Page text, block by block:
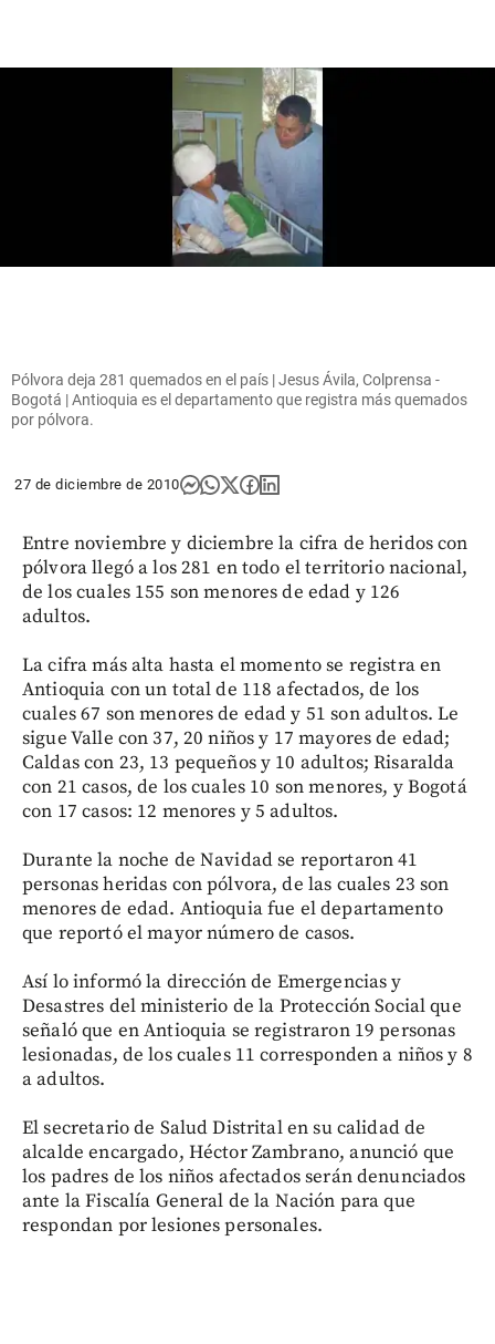
Pólvora deja 281 quemados en el país | Jesus Ávila, Colprensa -
Bogotá | Antioquia es el departamento que registra más quemados
por pólvora.
27 de diciembre de 2010
Entre noviembre y diciembre la cifra de heridos con
pólvora llegó a los 281 en todo el territorio nacional,
de los cuales 155 son menores de edad y 126
adultos.
La cifra más alta hasta el momento se registra en
Antioquia con un total de 118 afectados, de los
cuales 67 son menores de edad y 51 son adultos. Le
sigue Valle con 37, 20 niños y 17 mayores de edad;
Caldas con 23, 13 pequeños y 10 adultos; Risaralda
con 21 casos, de los cuales 10 son menores, y Bogotá
con 17 casos: 12 menores y 5 adultos.
Durante la noche de Navidad se reportaron 41
personas heridas con pólvora, de las cuales 23 son
menores de edad. Antioquia fue el departamento
que reportó el mayor número de casos.
Así lo informó la dirección de Emergencias y
Desastres del ministerio de la Protección Social que
señaló que en Antioquia se registraron 19 personas
lesionadas, de los cuales 11 corresponden a niños y 8
a adultos.
El secretario de Salud Distrital en su calidad de
alcalde encargado, Héctor Zambrano, anunció que
los padres de los niños afectados serán denunciados
ante la Fiscalía General de la Nación para que
respondan por lesiones personales.